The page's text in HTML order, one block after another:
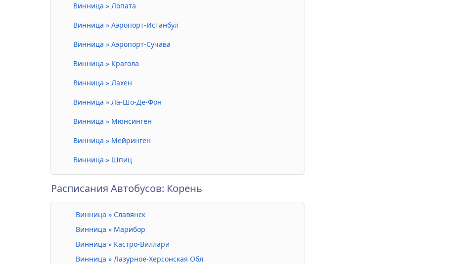
Винница » Лопата
Винница » Аэропорт-Истанбул
Винница » Аэропорт-Сучава
Винница » Крагола
Винница » Лахен
Винница » Ла-Шо-Де-Фон
Винница » Мюнсинген
Винница » Мейринген
Винница » Шпиц
Расписания Автобусов: Корень
Винница » Славянск
Винница » Марибор
Винница » Кастро-Виллари
Винница » Лазурное-Херсонская Обл